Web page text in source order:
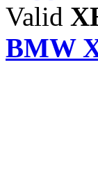
Valid
BMW